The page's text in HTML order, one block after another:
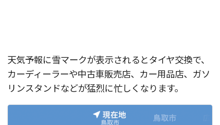
天気予報に雪マークが表示されるとタイヤ交換で、
カーディーラーや中古車販売店、カー用品店、ガソ
リンスタンドなどが猛烈に忙しくなります。